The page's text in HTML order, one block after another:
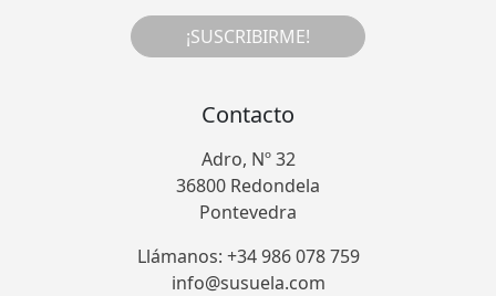
¡SUSCRIBIRME!
Contacto
Adro, Nº 32
36800 Redondela
Pontevedra
Llámanos: +34 986 078 759
info@susuela.com